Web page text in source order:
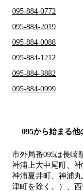
095-884-0772
095-884-2019
095-884-0088
095-884-1212
095-884-3882
095-884-0999
095から始まる他
市外局番095は長崎
神浦上大中尾町、
神浦夏井町、神浦
津町を除く。）、